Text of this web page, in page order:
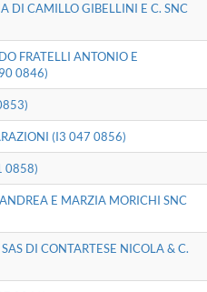
DI CAMILLO GIBELLINI E C. SNC
FRATELLI ANTONIO E
0846)
(I3 047 0856)
0858)
E MARZIA MORICHI SNC
DI CONTARTESE NICOLA & C.